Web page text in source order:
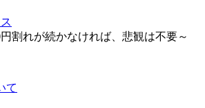
割れが続かなければ、悲観は不要～
て